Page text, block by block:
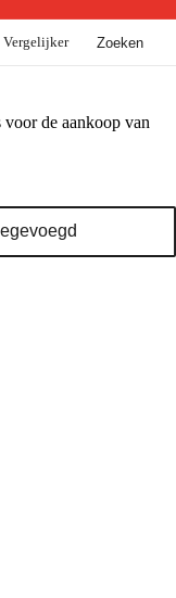
Vergelijker
Zoeken
de aankoop van